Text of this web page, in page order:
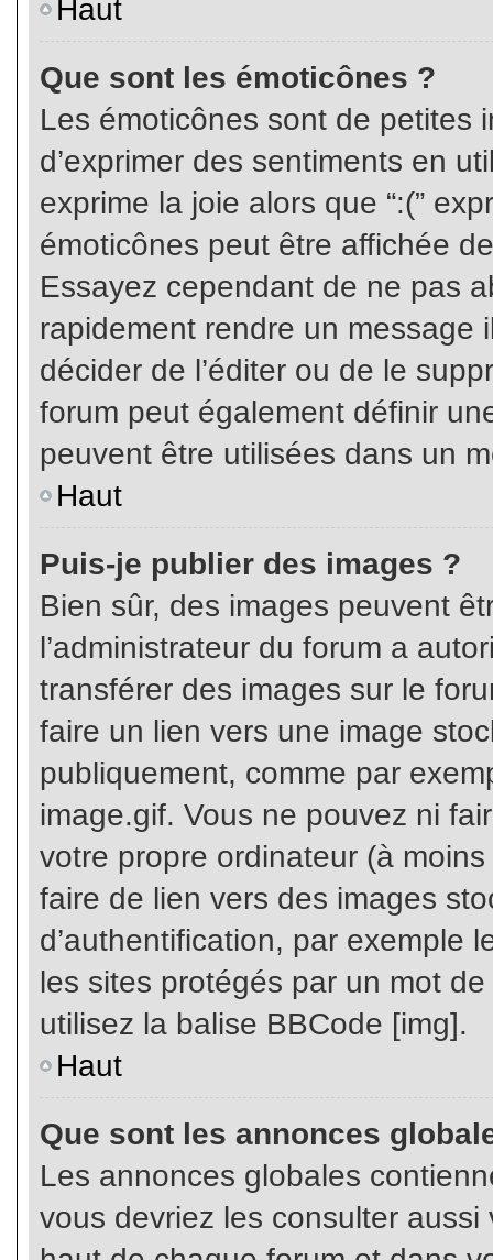
Haut
Que sont les émoticônes ?
Les émoticônes sont de petites
d’exprimer des sentiments en
exprime la joie alors que “:(”
émoticônes peut être affichée
Essayez cependant de ne pas
rapidement rendre un message
décider de l’éditer ou de le
forum peut également définir
peuvent être utilisées dans un
Haut
Puis-je publier des images ?
Bien sûr, des images peuvent
l’administrateur du forum a
transférer des images sur le
faire un lien vers une image
publiquement, comme par
image.gif. Vous ne pouvez ni
votre propre ordinateur (à
faire de lien vers des images
d’authentification, par exemple
les sites protégés par un mot
utilisez la balise BBCode [img].
Haut
Que sont les annonces
Les annonces globales
vous devriez les consulter